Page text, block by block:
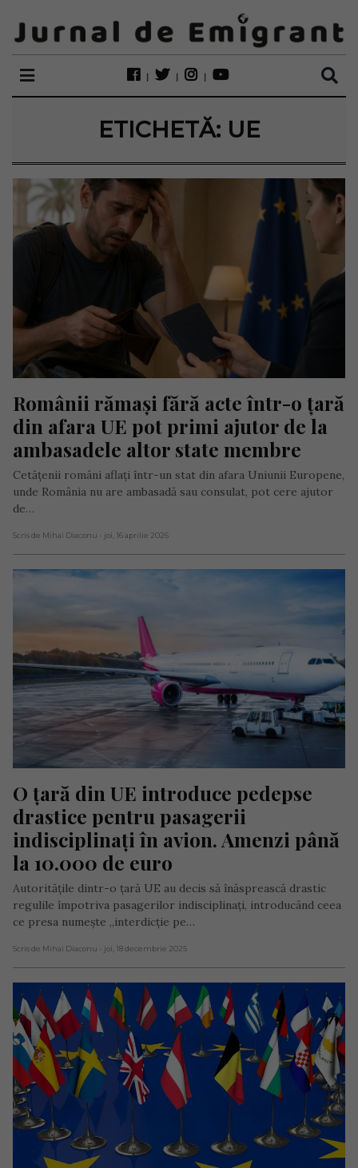
ETICHETĂ: UE
Românii rămași fără acte într-o țară
din afara UE pot primi ajutor de la
ambasadele altor state membre
Cetățenii români aflați într-un stat din afara Uniunii Europene,
unde România nu are ambasadă sau consulat, pot cere ajutor
de…
Scris de Mihai Diaconu - joi, 16 aprilie 2026
O țară din UE introduce pedepse
drastice pentru pasagerii
indisciplinați în avion. Amenzi până
la 10.000 de euro
Autoritățile dintr-o țară UE au decis să înăsprească drastic
regulile împotriva pasagerilor indisciplinați, introducând ceea
ce presa numește „interdicție pe…
Scris de Mihai Diaconu - joi, 18 decembrie 2025